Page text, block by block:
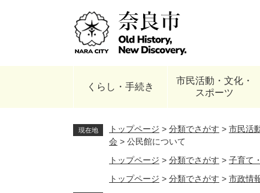
くらし・手続き
市民活動・文化・
スポーツ
現在地 トップページ > 分類でさがす > 市民活
会 > 公民館について
トップページ > 分類でさがす > 子育て
トップページ > 分類でさがす > 市政情